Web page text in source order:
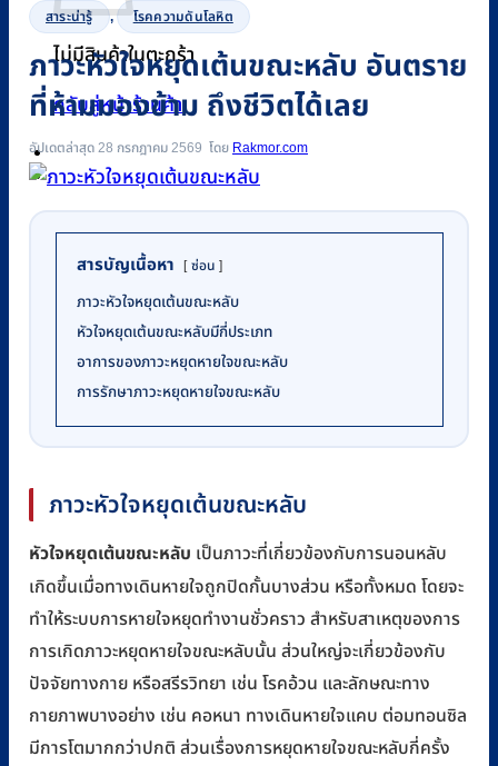
ไม่มีสินค้าในตะกร้า
กลับสู่หน้าร้านค้า
0
สาระน่ารู้ , โรคความดันโลหิต
ภาวะหัวใจหยุดเต้นขณะหลับ อันตราย
ที่ห้ามมองข้าม ถึงชีวิตได้เลย
อัปเดตล่าสุด 28 กรกฎาคม 2569 Rakmor.com
สารบัญเนื้อหา ซ่อน
ภาวะหัวใจหยุดเต้นขณะหลับ
หัวใจหยุดเต้นขณะหลับมีกี่ประเภท
อาการของภาวะหยุดหายใจขณะหลับ
การรักษาภาวะหยุดหายใจขณะหลับ
ภาวะหัวใจหยุดเต้นขณะหลับ
หัวใจหยุดเต้นขณะหลับ เป็นภาวะที่เกี่ยวข้องกับการนอนหลับ
เกิดขึ้นเมื่อทางเดินหายใจถูกปิดกั้นบางส่วน หรือทั้งหมด โดยจะ
ทำให้ระบบการหายใจหยุดทำงานชั่วคราว สำหรับสาเหตุของการ
การเกิดภาวะหยุดหายใจขณะหลับนั้น ส่วนใหญ่จะเกี่ยวข้องกับ
ปัจจัยทางกาย หรือสรีรวิทยา เช่น โรคอ้วน และลักษณะทาง
กายภาพบางอย่าง เช่น คอหนา ทางเดินหายใจแคบ ต่อมทอนซิล
มีการโตมากกว่าปกติ ส่วนเรื่องการหยุดหายใจขณะหลับกี่ครั้ง